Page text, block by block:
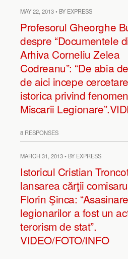
MAY 22, 2013 • BY EXPRESS
Profesorul Gheorghe
despre “Documentele
Arhiva Corneliu Zelea
Codreanu”: “De abia
de aici incepe
istorica privind
Miscarii
8 RESPONSES
MARCH 31, 2013 • BY EXPRESS
Istoricul Cristian
lansarea cărţii
Florin Şinca:
legionarilor a fost un
terorism de stat”.
VIDEO/FOTO/INFO